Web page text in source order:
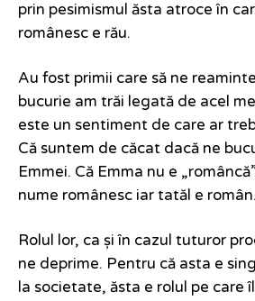
prin pesimismul ăsta atroce în
românesc e rău.
Au fost primii care să ne
bucurie am trăi legată de acel
este un sentiment de care ar
Că suntem de căcat dacă ne
Emmei. Că Emma nu e
nume românesc iar tatăl e român.
Rolul lor, ca și în cazul tuturor
ne deprime. Pentru că asta e
la societate, ăsta e rolul pe care